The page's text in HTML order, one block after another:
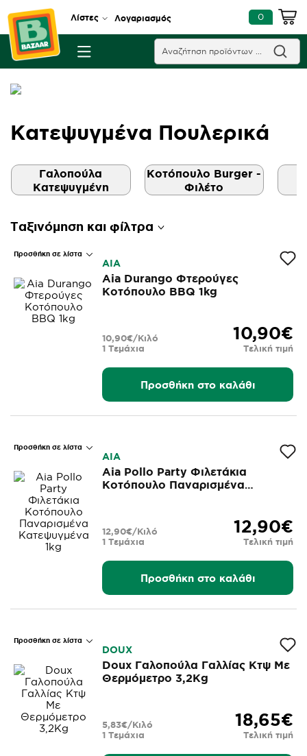
Λίστες Λογαριασμός 0
Κατεψυγμένα Πουλερικά
Γαλοπούλα
Κατεψυγμένη
Κοτόπουλο Burger -
Φιλέτο
Ταξινόμηση και φίλτρα
Προσθήκη σε λίστα
AIA
Aia Durango Φτερούγες
Κοτόπουλο BBQ 1kg
10,90€
Τελική τιμή
1 Τεμάχια
10,90€/Κιλό
Προσθήκη στο καλάθι
Προσθήκη σε λίστα
AIA
Aia Pollo Party Φιλετάκια
Κοτόπουλο Παναρισμένα
12,90€
Τελική τιμή
1 Τεμάχια
12,90€/Κιλό
Προσθήκη στο καλάθι
Προσθήκη σε λίστα
DOUX
Doux Γαλοπούλα Γαλλίας Κτψ Με
Θερμόμετρο 3,2Kg
18,65€
Τελική τιμή
1 Τεμάχια
5,83€/Κιλό